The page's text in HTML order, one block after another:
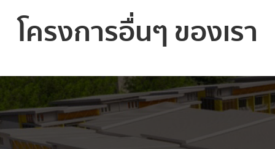
โครงการอื่นๆ ของเรา